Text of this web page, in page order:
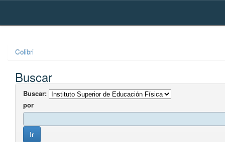
Skip
Colibri
Buscar
Buscar:
por